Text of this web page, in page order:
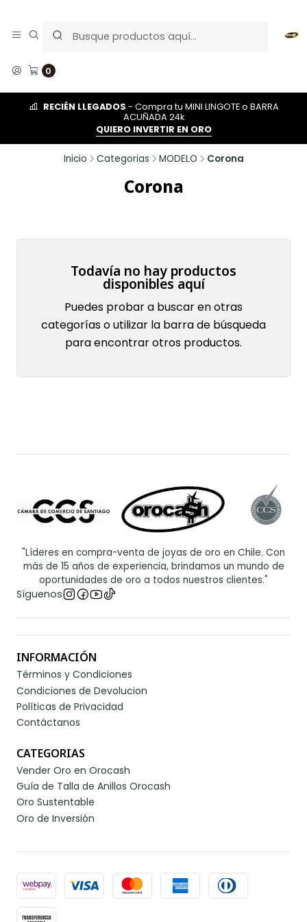
0
RECIÉN LLEGADOS - Compra tu MINI LINGOTE o BARRA
ACUÑADA 24k
QUIERO INVERTIR EN ORO
Inicio Categorias MODELO Corona
Corona
Todavía no hay productos
disponibles aquí
Puedes probar a buscar en otras
categorías o utilizar la barra de búsqueda
para encontrar otros productos.
"Líderes en compra-venta de joyas de oro en Chile. Con
más de 15 años de experiencia, brindamos un mundo de
oportunidades de oro a todos nuestros clientes."
Síguenos
INFORMACIÓN
Términos y Condiciones
Condiciones de Devolucion
Políticas de Privacidad
Contáctanos
CATEGORIAS
Vender Oro en Orocash
Guía de Talla de Anillos Orocash
Oro Sustentable
Oro de Inversión